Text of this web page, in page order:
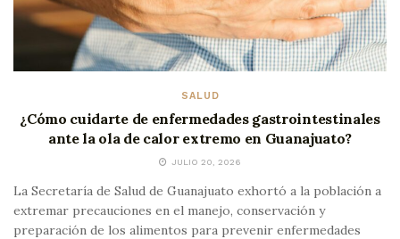
SALUD
¿Cómo cuidarte de enfermedades gastrointestinales
ante la ola de calor extremo en Guanajuato?
JULIO 20, 2026
La Secretaría de Salud de Guanajuato exhortó a la población a
extremar precauciones en el manejo, conservación y
preparación de los alimentos para prevenir enfermedades